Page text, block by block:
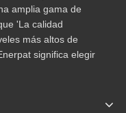
amplia gama de
'La calidad
más altos de
significa elegir